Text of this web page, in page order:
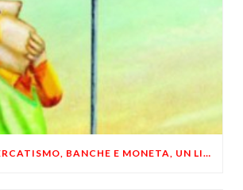
RILETTURE: MERCATISMO, BANCHE E MONETA, UN LIBERTARIO RISPONDE A UN LIBERALE